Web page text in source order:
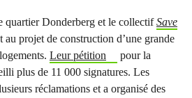
quartier Donderberg et le collectifSave
au projet de construction d’une grande
Leur pétition
pour la
plus de 11 000 signatures. Les
réclamations et a organisé des